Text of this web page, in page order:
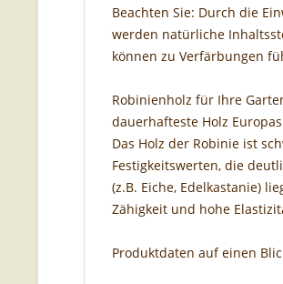
Beachten Sie: Durch die
werden natürliche
können zu Verfärbungen
Robinienholz für Ihre
dauerhafteste Holz
Das Holz der Robinie ist
Festigkeitswerten, die
(z.B. Eiche, Edelkastanie)
Zähigkeit und hohe
Produktdaten auf einen